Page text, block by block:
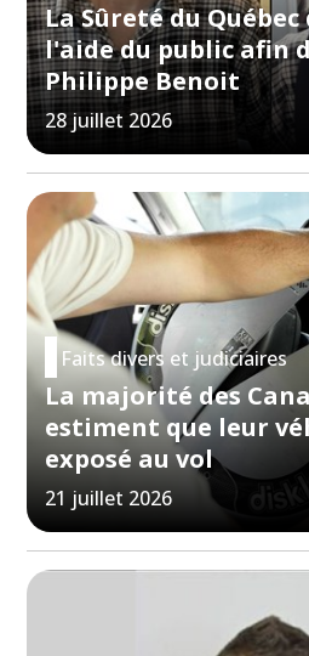
La Sûreté du
l'aide du public afin
Philippe Benoit
28 juillet 2026
Faits divers et judiciaires
La majorité des
estiment que leur
exposé au vol
21 juillet 2026